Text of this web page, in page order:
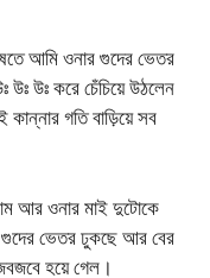
আমি ওনার গুদের ভেতর
উঃ উঃ করে চেঁচিয়ে উঠলেন
গতি বাড়িয়ে সব
আর ওনার মাই দুটোকে
গুদের ভেতর ঢুকছে আর বের
হয়ে গেল।